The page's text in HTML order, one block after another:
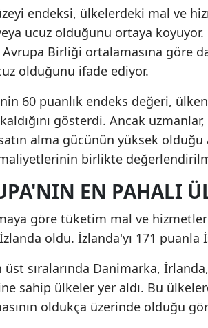
endeksi, ülkelerdeki mal ve
ucuz olduğunu ortaya
Birliği ortalamasına göre
olduğunu ifade ediyor.
60 puanlık endeks değeri,
gösterdi. Ancak
alma gücünün yüksek
birlikte
EN PAHALI
göre tüketim mal ve
oldu. İzlanda'yı 171
üst sıralarında Danimarka,
sahip ülkeler yer aldı. Bu
oldukça üzerinde olduğu